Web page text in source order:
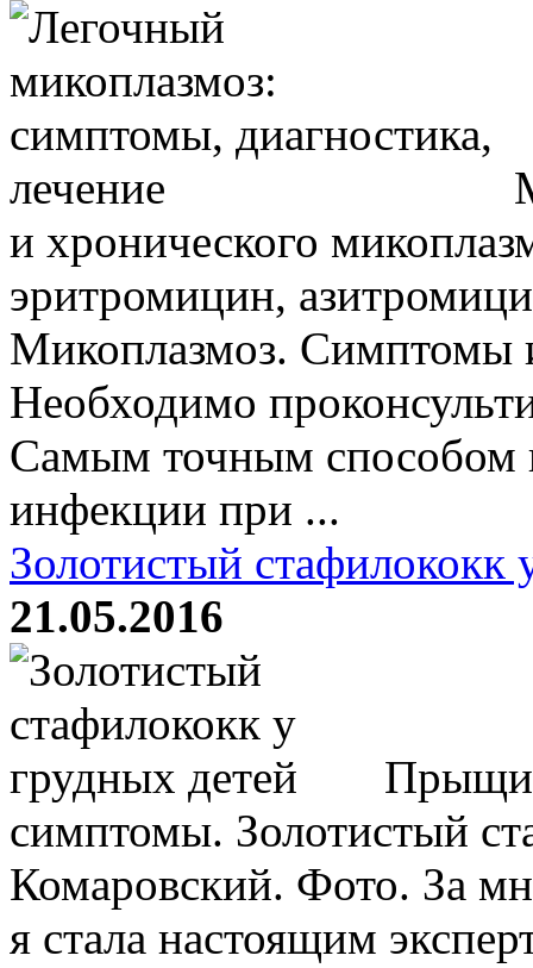
и хронического
эритромицин,
Микоплазмоз. Симптомы
Необходимо
Самым точным способом
инфекции при ...
Золотистый стафилококк
21.05.2016
Прыщи
симптомы. Золотистый
Комаровский. Фото. За
я стала настоящим